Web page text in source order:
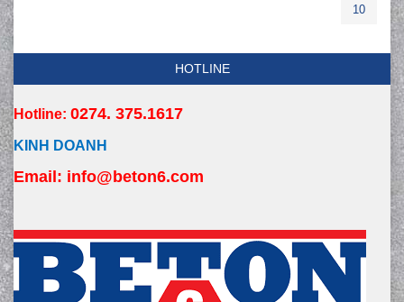
10
HOTLINE
Hotline: 0274. 375.1617
KINH DOANH
Email: info@beton6.com